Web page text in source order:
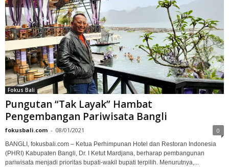
Fokus Bali
Pungutan “Tak Layak” Hambat
Pengembangan Pariwisata Bangli
fokusbali.com - 08/01/2021 0
BANGLI, fokusbali.com – Ketua Perhimpunan Hotel dan Restoran Indonesia
(PHRI) Kabupaten Bangli, Dr. I Ketut Mardjana, berharap pembangunan
pariwisata menjadi prioritas bupati-wakil bupati terpilih. Menurutnya,...